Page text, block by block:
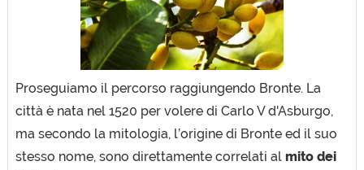
Proseguiamo il percorso raggiungendo Bronte. La
città è nata nel 1520 per volere di Carlo V d'Asburgo,
ma secondo la mitologia, l’origine di Bronte ed il suo
stesso nome, sono direttamente correlati al mito dei